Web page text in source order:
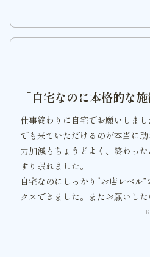
「自宅なのに本格的な施
仕事終わりに自宅でお願いしま
でも来ていただけるのが本当に助
力加減もちょうどよく、終わっ
すり眠れました。
自宅なのにしっかり“お店レベル
クスできました。またお願いした